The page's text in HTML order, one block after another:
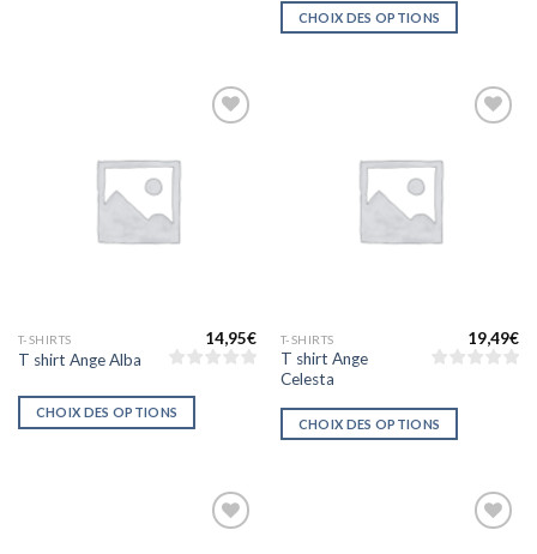
CHOIX DES OPTIONS
T-SHIRTS
T shirt Ange Alba
14,95€
CHOIX DES OPTIONS
T-SHIRTS
T shirt Ange
Celesta
19,49€
CHOIX DES OPTIONS